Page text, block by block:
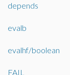
depends
evalb
evalhf/boolean
FAIL